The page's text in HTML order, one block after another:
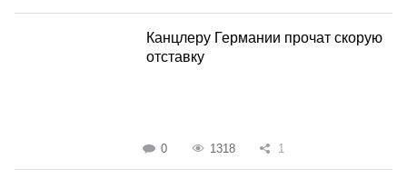
Канцлеру Германии прочат скорую
отставку
0 1318 1